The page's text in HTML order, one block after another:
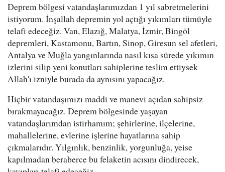
Deprem bölgesi vatandaşlarımızdan 1 yıl sabretmelerini
istiyorum. İnşallah depremin yol açtığı yıkımları tümüyle
telafi edeceğiz. Van, Elazığ, Malatya, İzmir, Bingöl
depremleri, Kastamonu, Bartın, Sinop, Giresun sel afetleri,
Antalya ve Muğla yangınlarında nasıl kısa sürede yıkımın
izlerini silip yeni konutları sahiplerine teslim ettiysek
Allah'ı izniyle burada da aynısını yapacağız.
Hiçbir vatandaşımızı maddi ve manevi açıdan sahipsiz
bırakmayacağız. Deprem bölgesinde yaşayan
vatandaşlarımdan istirhamım; şehirlerine, ilçelerine,
mahallelerine, evlerine işlerine hayatlarına sahip
çıkmalarıdır. Yılgınlık, benzinlik, yorgunluğa, yeise
kapılmadan beraberce bu felaketin acısını dindirecek,